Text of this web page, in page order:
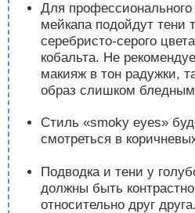
Для
мейкапа подойдут тени
серебристо-серого
кобальта. Не
макияж в тон радужки,
образ слишком
Стиль «smoky eyes»
смотреться в
Подводка и тени у
должны быть
относительно друг друга.